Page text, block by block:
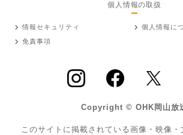
個人情報の取扱
情報セキュリティ
個人情報に
免責事項
Copyright © OHK岡山放
このサイトに掲載されている画像・映像・